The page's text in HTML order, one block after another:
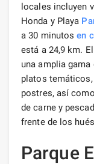
locales incluyen
Honda y Playa
a 30 minutosen
está a 24,9 km.
una amplia
platos
postres, así
de carne y
frente de los
Parque